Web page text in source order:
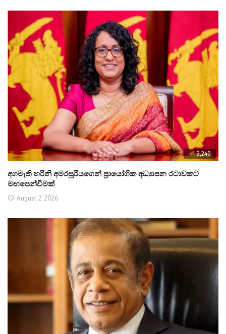
2,240
අගමැති හරිනි අමරසූරියගෙන් ප්‍රායෝගික අධ්‍යාපන රටාවකට
මඟපෙන්වීමක්
August 2, 2026